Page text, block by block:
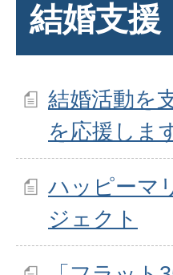
結婚支援
結婚活動を
を応援しま
ハッピーマ
ジェクト